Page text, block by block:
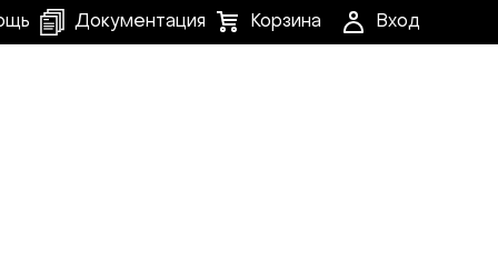
Документация Корзина Вход